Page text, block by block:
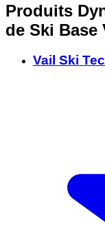
Produits
de Ski Base
Vail Ski